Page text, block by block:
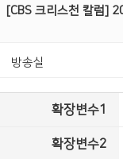
[CBS 크리스천 칼럼]
방송실
확장변수1
확장변수2